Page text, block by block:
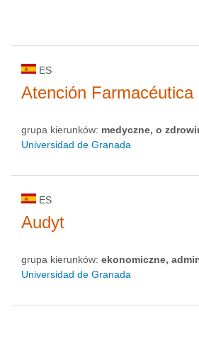
ES
Atención Farmacéutica
grupa kierunków: medyczne, o
Universidad de Granada
ES
Audyt
grupa kierunków: ekonomiczne,
Universidad de Granada